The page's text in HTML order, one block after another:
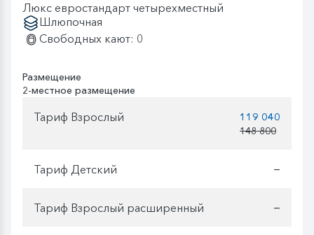
Люкс евростандарт четырехместный
Шлюпочная
Свободных кают: 0
Размещение
2-местное размещение
Тариф Взрослый
119 040
148 800
Тариф Детский —
Тариф Взрослый расширенный —